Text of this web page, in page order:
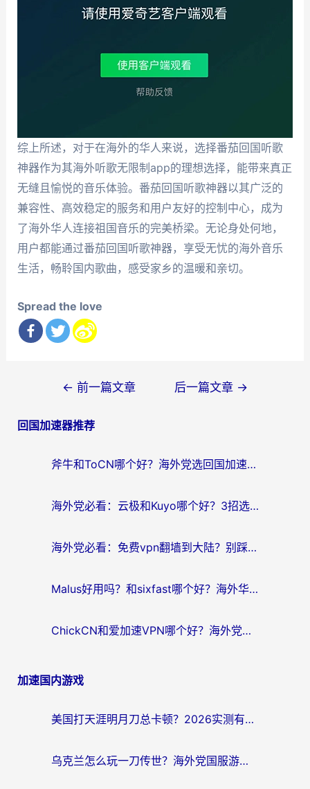
综上所述，对于在海外的华人来说，选择番茄回国听歌
神器作为其海外听歌无限制app的理想选择，能带来真正
无缝且愉悦的音乐体验。番茄回国听歌神器以其广泛的
兼容性、高效稳定的服务和用户友好的控制中心，成为
了海外华人连接祖国音乐的完美桥梁。无论身处何地，
用户都能通过番茄回国听歌神器，享受无忧的海外音乐
生活，畅聆国内歌曲，感受家乡的温暖和亲切。
Spread the love
导
← 前一篇文章 后一篇文章 →
回国加速器推荐
斧牛和ToCN哪个好？海外党选回国加速器的避坑指南（附免费工具推荐）
海外党必看：云极和Kuyo哪个好？3招选对回国加速器，无缝刷国内资源
海外党必看：免费vpn翻墙到大陆？别踩坑！教你选对回国加速器无缝追剧玩游戏
Malus好用吗？和sixfast哪个好？海外华人亲测3款热门回国加速器，附排名指南
ChickCN和爱加速VPN哪个好？海外党亲测3款回国加速器，这一款才是无缝访问国内资源的最优解
加速国内游戏
美国打天涯明月刀总卡顿？2026实测有效的加速器推荐（附跨平台使用技巧）
乌克兰怎么玩一刀传世？海外党国服游戏加速终极指南（附天下-异兽山海街头篮球实测）